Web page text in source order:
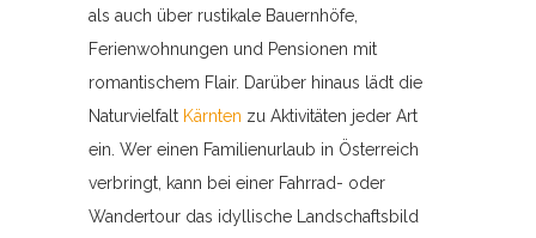
als auch über rustikale Bauernhöfe,
Ferienwohnungen und Pensionen mit
romantischem Flair. Darüber hinaus lädt die
Naturvielfalt Kärnten zu Aktivitäten jeder Art
ein. Wer einen Familienurlaub in Österreich
verbringt, kann bei einer Fahrrad- oder
Wandertour das idyllische Landschaftsbild